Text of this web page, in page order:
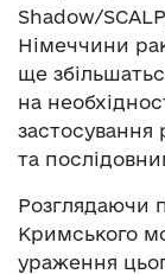
Shadow/
Німеччини
ще
на
застосування
та
Розглядаючи
Кримського
ураження